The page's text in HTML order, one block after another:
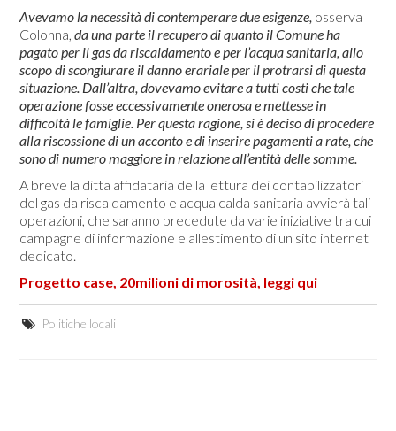
Avevamo la necessità di contemperare due esigenze, osserva
Colonna,da una parte il recupero di quanto il Comune ha
pagato per il gas da riscaldamento e per l’acqua sanitaria, allo
scopo di scongiurare il danno erariale per il protrarsi di questa
situazione. Dall’altra, dovevamo evitare a tutti costi che tale
operazione fosse eccessivamente onerosa e mettesse in
difficoltà le famiglie. Per questa ragione, si è deciso di procedere
alla riscossione di un acconto e di inserire pagamenti a rate, che
sono di numero maggiore in relazione all’entità delle somme.
A breve la ditta affidataria della lettura dei contabilizzatori
del gas da riscaldamento e acqua calda sanitaria avvierà tali
operazioni, che saranno precedute da varie iniziative tra cui
campagne di informazione e allestimento di un sito internet
dedicato.
Progetto case, 20milioni di morosità, leggi qui
Politiche locali